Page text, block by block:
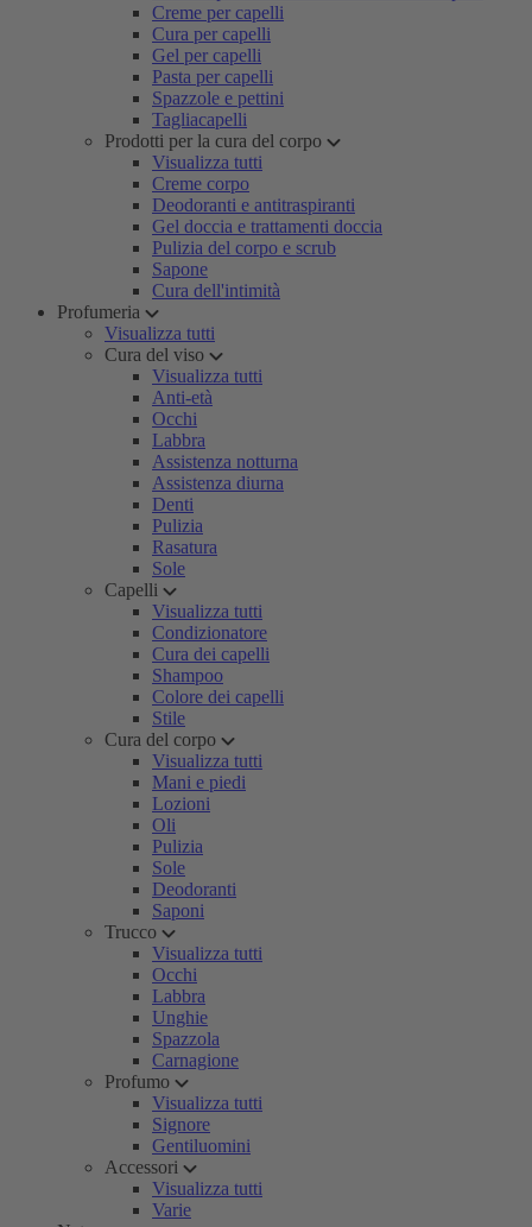
Creme per capelli
Cura per capelli
Gel per capelli
Pasta per capelli
Spazzole e pettini
Tagliacapelli
Prodotti per la cura del corpo
Visualizza tutti
Creme corpo
Deodoranti e antitraspiranti
Gel doccia e trattamenti doccia
Pulizia del corpo e scrub
Sapone
Cura dell'intimità
Profumeria
Visualizza tutti
Cura del viso
Visualizza tutti
Anti-età
Occhi
Labbra
Assistenza notturna
Assistenza diurna
Denti
Pulizia
Rasatura
Sole
Capelli
Visualizza tutti
Condizionatore
Cura dei capelli
Shampoo
Colore dei capelli
Stile
Cura del corpo
Visualizza tutti
Mani e piedi
Lozioni
Oli
Pulizia
Sole
Deodoranti
Saponi
Trucco
Visualizza tutti
Occhi
Labbra
Unghie
Spazzola
Carnagione
Profumo
Visualizza tutti
Signore
Gentiluomini
Accessori
Visualizza tutti
Varie